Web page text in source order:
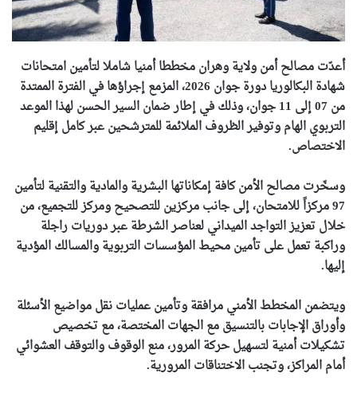
أعدّت مصالح أمن ولاية وهران مخططا أمنيا شاملا لتأمين امتحانات
شهادة البكالوريا دورة جوان 2026، المزمع إجراؤها في الفترة الممتدة
من 07 إلى 11 جوان، وذلك في إطار ضمان السير الحسن لهذا الموعد
التربوي الهام وتوفير الظروف الملائمة للمترشحين عبر كامل إقليم
الاختصاص.
وسخّرت مصالح الأمن كافة إمكاناتها البشرية والمادية والتقنية لتأمين
97 مركزاً للامتحان، إلى جانب مركزين للتصحيح ومركز للتجميع، من
خلال تعزيز التواجد الميداني لعناصر الشرطة عبر دوريات راجلة
وراكبة تعمل على تأمين محيط المؤسسات التربوية والمسالك المؤدية
إليها.
ويتضمن المخطط الأمني مرافقة وتأمين عمليات نقل مواضيعالأسئلة
وأوراق الإجابات بالتنسيق مع الجهات المختصة، مع تخصيص
تشكيلات أمنية لتسهيل حركة المرور، منع الوقوف والتوقف العشوائي
أمام المراكز، وتجنب الاختناقات المرورية.